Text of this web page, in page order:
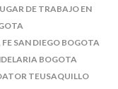
DE TRABAJO EN
SAN DIEGO BOGOTA
BOGOTA
TEUSAQUILLO